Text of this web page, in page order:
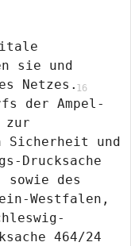
sie und
Netzes.
der Ampel-
zur
Sicherheit und
Drucksache
sowie des
Westfalen,
464/24